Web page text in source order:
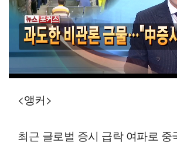
00:15
<앵커>
최근 글로벌 증시 급락 여파로 중